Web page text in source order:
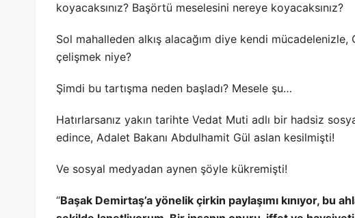
koyacaksınız? Başörtü meselesini nereye koyacaksınız?
Sol mahalleden alkış alacağım diye kendi mücadelenizle,
çelişmek niye?
Şimdi bu tartışma neden başladı? Mesele şu…
Hatırlarsanız yakın tarihte Vedat Muti adlı bir hadsiz
edince, Adalet Bakanı Abdulhamit Gül aslan kesilmişti!
Ve sosyal medyadan aynen şöyle kükremişti!
“Başak Demirtaş’a yönelik çirkin paylaşımı kınıyor, bu